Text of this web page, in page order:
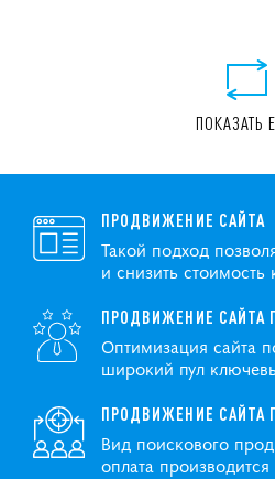
ПОКАЗАТЬ
ПРОДВИЖЕНИЕ САЙТА
Такой подход
и снизить стоимость
ПРОДВИЖЕНИЕ САЙТА
Оптимизация сайта
широкий пул
ПРОДВИЖЕНИЕ САЙТА
Вид поискового
оплата